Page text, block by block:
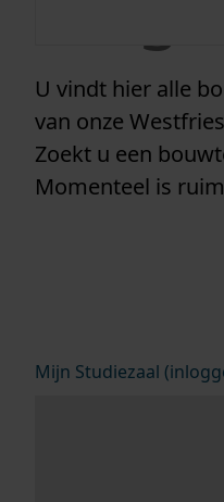
U vindt hier alle
van onze
Zoekt u een
Momenteel is
Mijn Studiezaal